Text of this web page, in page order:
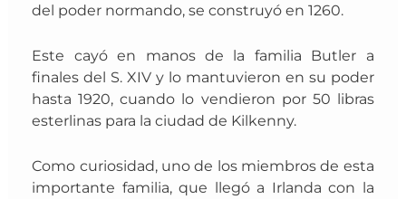
del poder normando, se construyó en 1260.
Este cayó en manos de la familia Butler a
finales del S. XIV y lo mantuvieron en su poder
hasta 1920, cuando lo vendieron por 50 libras
esterlinas para la ciudad de Kilkenny.
Como curiosidad, uno de los miembros de esta
importante familia, que llegó a Irlanda con la